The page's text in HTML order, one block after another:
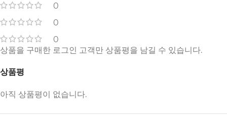
0
0
0
상품평
아직 상품평이 없습니다.
상품을 구매한 로그인 고객만 상품평을 남길 수 있습니다.